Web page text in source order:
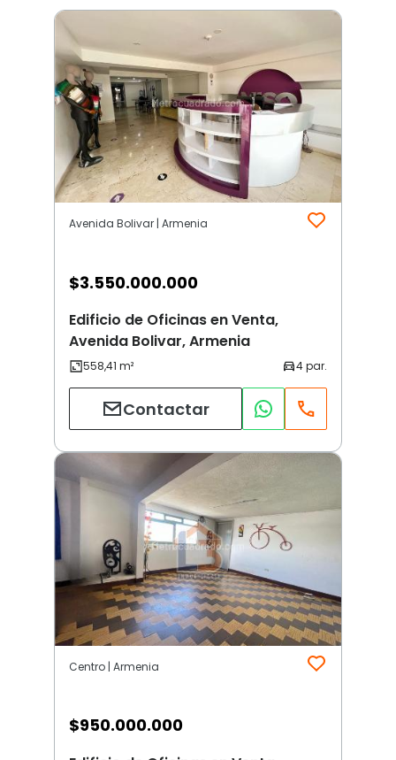
Avenida Bolivar | Armenia
$3.550.000.000
Edificio de Oficinas en Venta,
Avenida Bolivar, Armenia
Contactar
Centro | Armenia
$950.000.000